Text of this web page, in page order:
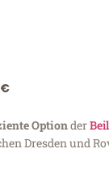
Optionder
Dresden und